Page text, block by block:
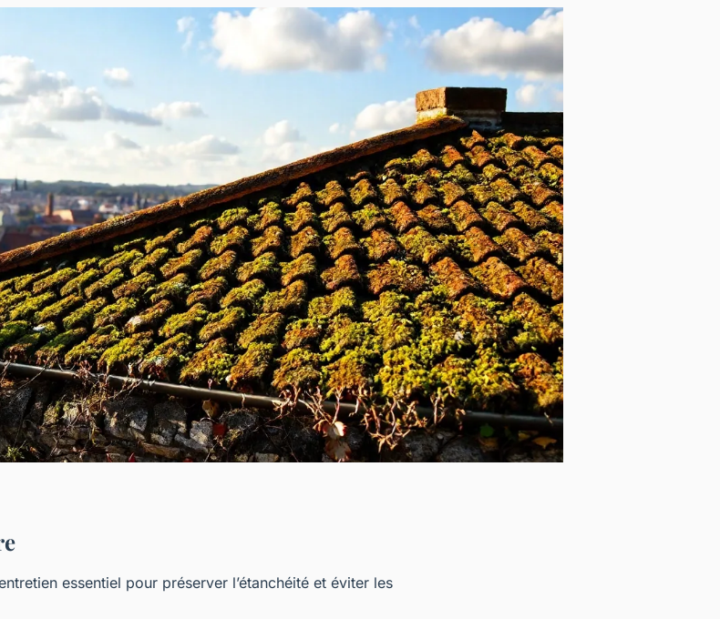
essentiel pour préserver l’étanchéité et éviter les